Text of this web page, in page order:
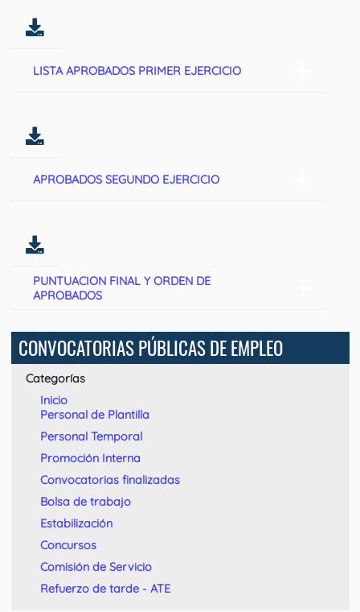
LISTA APROBADOS PRIMER EJERCICIO
APROBADOS SEGUNDO EJERCICIO
PUNTUACION FINAL Y ORDEN DE
APROBADOS
CONVOCATORIAS PÚBLICAS DE EMPLEO
Categorías
Inicio
Personal de Plantilla
Personal Temporal
Promoción Interna
Convocatorias finalizadas
Bolsa de trabajo
Estabilización
Concursos
Comisión de Servicio
Refuerzo de tarde - ATE